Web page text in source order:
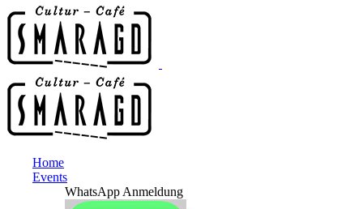
Home
Events
WhatsApp Anmeldung